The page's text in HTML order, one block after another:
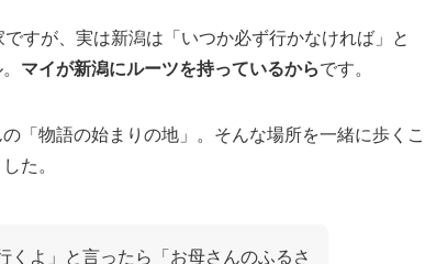
すが、実は新潟は「いつか必ず行かなければ」と
マイが新潟にルーツを持っているからです。
「物語の始まりの地」。そんな場所を一緒に歩くこ
た。
くよ」と言ったら「お母さんのふるさ